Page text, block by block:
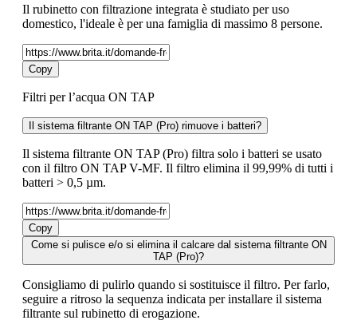
Il rubinetto con filtrazione integrata è studiato per uso
domestico, l'ideale è per una famiglia di massimo 8 persone.
Copy
Filtri per l’acqua ON TAP
Il sistema filtrante ON TAP (Pro) rimuove i batteri?
Il sistema filtrante ON TAP (Pro) filtra solo i batteri se usato
con il filtro ON TAP V-MF. Il filtro elimina il 99,99% di tutti i
batteri > 0,5 µm.
Copy
Come si pulisce e/o si elimina il calcare dal sistema filtrante ON
TAP (Pro)?
Consigliamo di pulirlo quando si sostituisce il filtro. Per farlo,
seguire a ritroso la sequenza indicata per installare il sistema
filtrante sul rubinetto di erogazione.